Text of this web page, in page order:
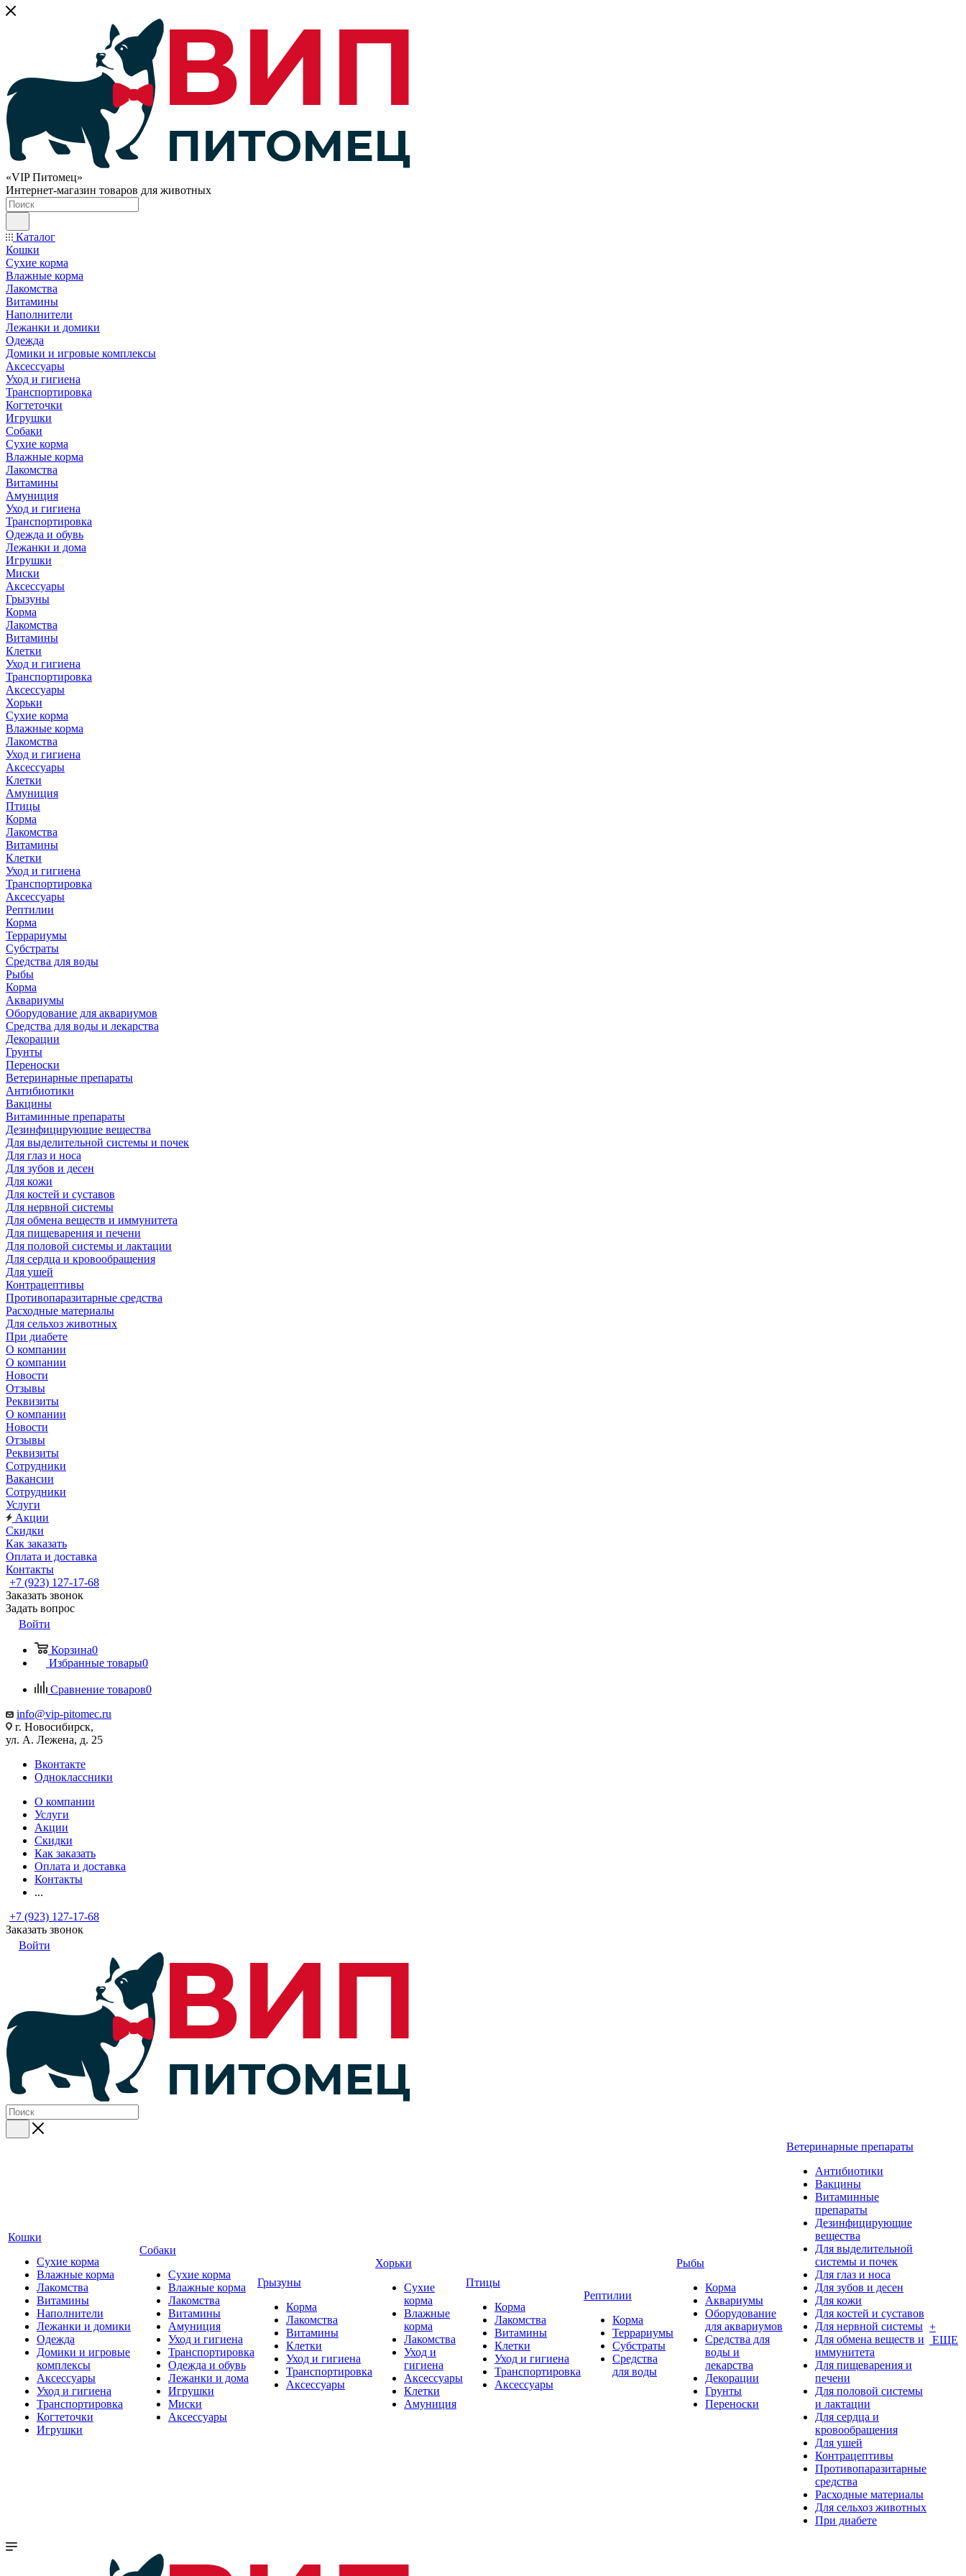
«VIP Питомец»
Интернет-магазин товаров для животных
Каталог
Кошки
Сухие корма
Влажные корма
Лакомства
Витамины
Наполнители
Лежанки и домики
Одежда
Домики и игровые комплексы
Аксессуары
Уход и гигиена
Транспортировка
Когтеточки
Игрушки
Собаки
Сухие корма
Влажные корма
Лакомства
Витамины
Амуниция
Уход и гигиена
Транспортировка
Одежда и обувь
Лежанки и дома
Игрушки
Миски
Аксессуары
Грызуны
Корма
Лакомства
Витамины
Клетки
Уход и гигиена
Транспортировка
Аксессуары
Хорьки
Сухие корма
Влажные корма
Лакомства
Уход и гигиена
Аксессуары
Клетки
Амуниция
Птицы
Корма
Лакомства
Витамины
Клетки
Уход и гигиена
Транспортировка
Аксессуары
Рептилии
Корма
Террариумы
Субстраты
Средства для воды
Рыбы
Корма
Аквариумы
Оборудование для аквариумов
Средства для воды и лекарства
Декорации
Грунты
Переноски
Ветеринарные препараты
Антибиотики
Вакцины
Витаминные препараты
Дезинфицирующие вещества
Для выделительной системы и почек
Для глаз и носа
Для зубов и десен
Для кожи
Для костей и суставов
Для нервной системы
Для обмена веществ и иммунитета
Для пищеварения и печени
Для половой системы и лактации
Для сердца и кровообращения
Для ушей
Контрацептивы
Противопаразитарные средства
Расходные материалы
Для сельхоз животных
При диабете
О компании
О компании
Новости
Отзывы
Реквизиты
О компании
Новости
Отзывы
Реквизиты
Сотрудники
Вакансии
Сотрудники
Услуги
Акции
Скидки
Как заказать
Оплата и доставка
Контакты
+7 (923) 127-17-68
Заказать звонок
Задать вопрос
Войти
Корзина0
Избранные товары0
Сравнение товаров0
info@vip-pitomec.ru
г. Новосибирск,
ул. А. Лежена, д. 25
Вконтакте
Одноклассники
О компании
Услуги
Акции
Скидки
Как заказать
Оплата и доставка
Контакты
...
+7 (923) 127-17-68
Заказать звонок
Войти
Кошки
Сухие корма
Влажные корма
Лакомства
Витамины
Наполнители
Лежанки и домики
Одежда
Домики и игровые
комплексы
Аксессуары
Уход и гигиена
Транспортировка
Когтеточки
Игрушки
Собаки
Сухие корма
Влажные корма
Лакомства
Витамины
Амуниция
Уход и гигиена
Транспортировка
Одежда и обувь
Лежанки и дома
Игрушки
Миски
Аксессуары
Грызуны
Корма
Лакомства
Витамины
Клетки
Уход и гигиена
Транспортировка
Аксессуары
Хорьки
Сухие
корма
Влажные
корма
Лакомства
Уход и
гигиена
Аксессуары
Клетки
Амуниция
Птицы
Корма
Лакомства
Витамины
Клетки
Уход и гигиена
Транспортировка
Аксессуары
Рептилии
Корма
Террариумы
Субстраты
Средства
для воды
Рыбы
Корма
Аквариумы
Оборудование
для аквариумов
Средства для
воды и
лекарства
Декорации
Грунты
Переноски
Ветеринарные препараты
Антибиотики
Вакцины
Витаминные
препараты
Дезинфицирующие
вещества
Для выделительной
системы и почек
Для глаз и носа
Для зубов и десен
Для кожи
Для костей и суставов
Для нервной системы
Для обмена веществ и
иммунитета
Для пищеварения и
печени
Для половой системы
и лактации
Для сердца и
кровообращения
Для ушей
Контрацептивы
Противопаразитарные
средства
Расходные материалы
Для сельхоз животных
При диабете
+
ЕЩЕ